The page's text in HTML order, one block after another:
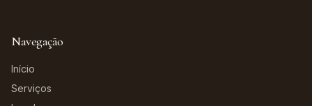
Navegação
Início
Serviços